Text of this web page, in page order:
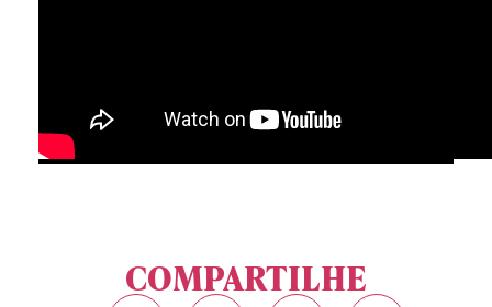
COMPARTILHE